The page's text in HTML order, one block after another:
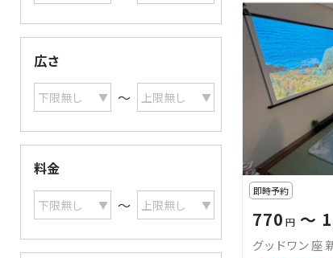
広さ
〜
料金
〜
即時予約
770 円 〜
グッドワン 座